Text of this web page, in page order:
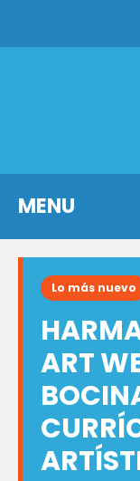
MENU
Lo más nuevo
ART